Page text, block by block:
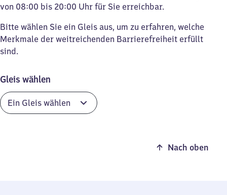
von 08:00 bis 20:00 Uhr für Sie erreichbar.
Bitte wählen Sie ein Gleis aus, um zu erfahren, welche
Merkmale der weitreichenden Barrierefreiheit erfüllt
sind.
Gleis wählen
Nach oben